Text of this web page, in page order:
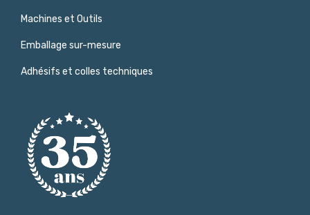
Machines et Outils
Emballage sur-mesure
Adhésifs et colles techniques